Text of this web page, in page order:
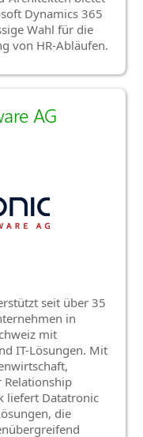
Dynamics 365
Wahl für die
von HR-Abläufen.
AG
seit über 35
in
mit
IT-Lösungen. Mit
Relationship
liefert Datatronic
die